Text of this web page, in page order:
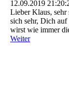
12.09.2019
Lieber Klaus, sehr
sich sehr, Dich auf
wirst wie immer
Weiter